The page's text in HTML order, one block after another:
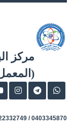
content
مركز
0403345870 / 01222332749